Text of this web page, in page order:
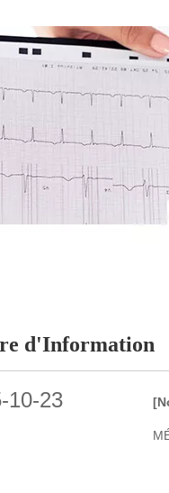
d'Information
10-23